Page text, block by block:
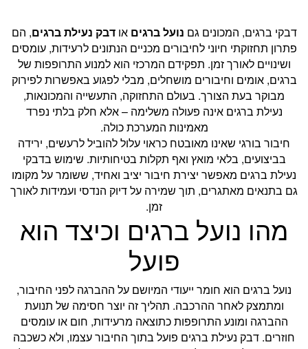
דבקי ברגים, המכונים גם נועל ברגים אודבק נעילת ברגים, הם
פתרון תחזוקתי חיוני לחיבורים מכניים הנתונים לרעידות, עומסים
ושינויים לאורך זמן. תפקידם המרכזי הוא למנוע התרופפות של
ברגים, אומים וחיבורים מושחלים, מבלי לפגוע באפשרות לפירוק
מבוקר בעת הצורך. בעולם התחזוקה, התעשייה והמכונאות,
נעילת ברגים אינה פעולה משלימה – אלא חלק בלתי נפרד
מאמינות המערכת כולה.
חיבור בורגי שאינו מאובטח כראוי עלול להוביל לרעשים, ירידה
בביצועים, בלאי מואץ ואף תקלות בטיחותיות. שימוש בדבקי
נעילת ברגים מאפשר יצירת חיבור יציב ואחיד, ששומר על מקומו
גם בתנאים מאתגרים, תוך שמירה על דיוק הנדסי ועמידות לאורך
זמן.
מהו נועל ברגים וכיצד הוא
פועל
נועל ברגים הוא חומר ייעודי המיושם על ההברגה לפני החיבור,
ומתמצק לאחר ההרכבה. תהליך זה יוצר חסימה של תנועת
ההברגה ומונע התרופפות כתוצאה מרעידות, חום או עומסים
חוזרים. דבק נעילת ברגים פועל בתוך החיבור עצמו, ולא כשכבה